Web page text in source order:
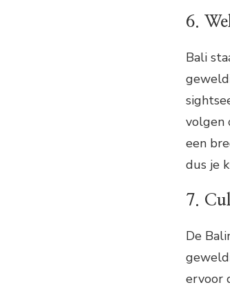
6.
Bali
volgen
een
dus je
7.
De
ervoor